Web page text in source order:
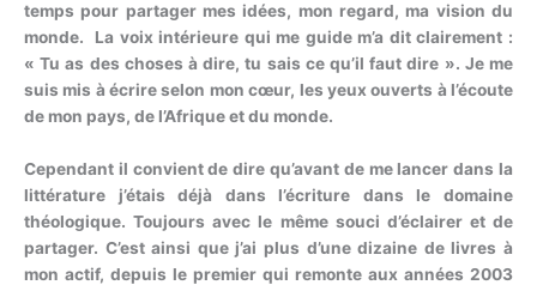
temps pour partager mes idées, mon regard, ma vision du
monde. La voix intérieure qui me guide m’a dit clairement :
« Tu as des choses à dire, tu sais ce qu’il faut dire ». Je me
suis mis à écrire selon mon cœur, les yeux ouverts à l’écoute
de mon pays, de l’Afrique et du monde.
Cependant il convient de dire qu’avant de me lancer dans la
littérature j’étais déjà dans l’écriture dans le domaine
théologique. Toujours avec le même souci d’éclairer et de
partager. C’est ainsi que j’ai plus d’une dizaine de livres à
mon actif, depuis le premier qui remonte aux années 2003